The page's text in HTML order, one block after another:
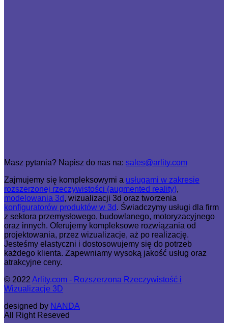
Masz pytania? Napisz do nas na: sales@arlity.com
Zajmujemy się kompleksowymi a usługami w zakresie
rozszerzonej rzeczywistości (augmented reality),
modelowania 3d, wizualizacji 3d oraz tworzenia
konfiguratorów produktów w 3d. Świadczymy usługi dla firm
z sektora przemysłowego, budowlanego, motoryzacyjnego
oraz innych. Oferujemy kompleksowe rozwiązania od
projektowania, przez wizualizacje, aż po realizację.
Jesteśmy elastyczni i dostosowujemy się do potrzeb
każdego klienta. Zapewniamy wysoką jakość usług oraz
atrakcyjne ceny.
© 2022 Arlity.com - Rozszerzona Rzeczywistość i
Wizualizacje 3D
designed by NANDA
All Right Reseved